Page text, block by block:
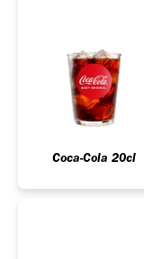
Coca-Cola 20cl